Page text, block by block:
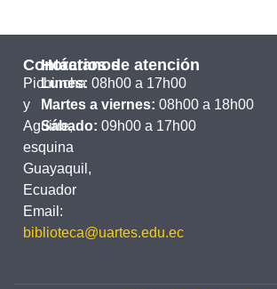
Contáctanos
Pichincha
y
Aguirre,
esquina
Guayaquil,
Ecuador
Email:
biblioteca@uartes.edu.ec
Horarios de atención
Lunes: 08h00 a 17h00
Martes a viernes: 08h00 a 18h00
Sábado: 09h00 a 17h00